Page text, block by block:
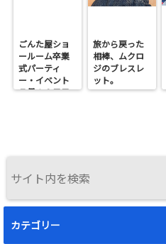
ごんた屋ショ
ールーム卒業
式パーティ
ー・イベント
７月１９日日
旅から戻った
相棒、ムクロ
ジのブレスレ
ット。
カテゴリー